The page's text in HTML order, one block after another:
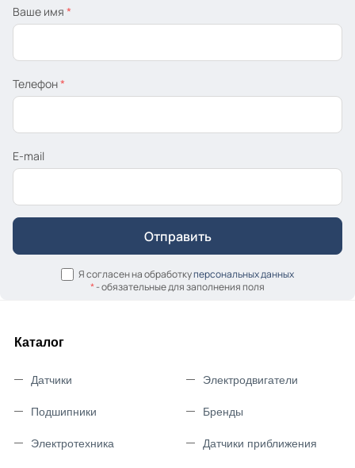
Ваше имя *
Телефон*
E-mail
Я согласен на обработкуперсональных данных
*- обязательные для заполнения поля
Каталог
Датчики
Подшипники
Электротехника
Электродвигатели
Бренды
Датчики приближения